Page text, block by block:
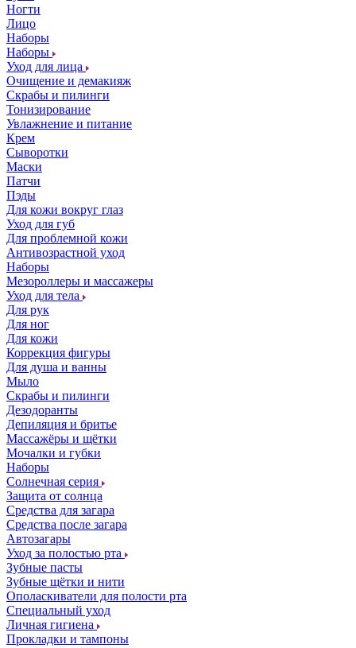
Ногти
Лицо
Наборы
Наборы
Уход для лица
Очищение и демакияж
Скрабы и пилинги
Тонизирование
Увлажнение и питание
Крем
Сыворотки
Маски
Патчи
Пэды
Для кожи вокруг глаз
Уход для губ
Для проблемной кожи
Антивозрастной уход
Наборы
Мезороллеры и массажеры
Уход для тела
Для рук
Для ног
Для кожи
Коррекция фигуры
Для душа и ванны
Мыло
Скрабы и пилинги
Дезодоранты
Депиляция и бритье
Массажёры и щётки
Мочалки и губки
Наборы
Солнечная серия
Защита от солнца
Средства для загара
Средства после загара
Автозагары
Уход за полостью рта
Зубные пасты
Зубные щётки и нити
Ополаскиватели для полости рта
Специальный уход
Личная гигиена
Прокладки и тампоны